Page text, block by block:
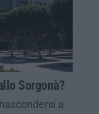
Sorgonà?
a